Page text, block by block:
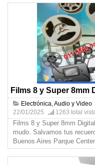
Films 8 y Super 8mm
Electrónica, Audio y Video
22/01/2025
1263 total
Films 8 y Super 8mm
mudo. Salvamos tus
Buenos Aires Parque